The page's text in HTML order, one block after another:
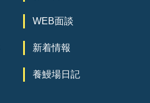
WEB面談
新着情報
養鰻場⽇記